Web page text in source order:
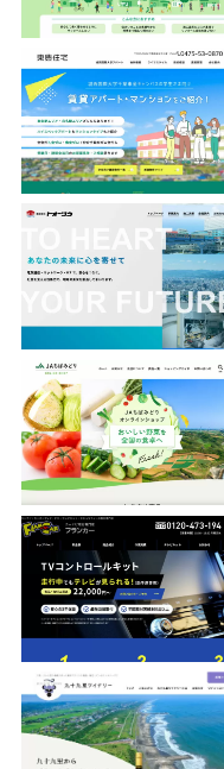
株式会社トオーツウ
ちばみどり農業協同組合
フランカー株式会社
九十九里ワイナリー
株式会社KS PLUS